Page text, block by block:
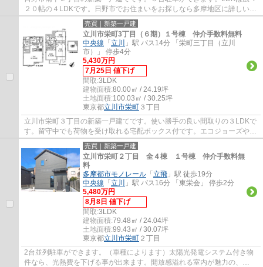
２０帖の４LDKです。日野市でお住まいをお探しなら多摩地区に詳しいエ
ージーホームに是非お任せください。まずは...
売買｜新築一戸建
立川市栄町3丁目（６期）１号棟 仲介手数料無料
中央線 「 立川
」駅 バス14分 「栄町三丁目（立川
市）」 停歩4分
5,430万円
7月25日 値下げ
間取:3LDK
建物面積:80.00㎡ / 24.19坪
土地面積:100.03㎡ / 30.25坪
東京都立川市栄町 ３丁目
立川市栄町３丁目の新築一戸建てです。使い勝手の良い間取りの３LDKで
す。留守中でも荷物を受け取れる宅配ボックス付です。エコジョーズや食
洗機等、設備も充実しています。立川市でお...
売買｜新築一戸建
立川市栄町２丁目 全４棟 １号棟 仲介手数料無
料
多摩都市モノレール 「 立飛 」駅 徒歩19分
中央線 「 立川
」駅 バス16分 「東栄会」 停歩2分
5,480万円
8月8日 値下げ
間取:3LDK
建物面積:79.48㎡ / 24.04坪
土地面積:99.43㎡ / 30.07坪
東京都立川市栄町 ２丁目
2台並列駐車ができます。（車種によります）太陽光発電システム付き物
件なら、光熱費を下げる事が出来ます。開放感溢れる室内が魅力の、